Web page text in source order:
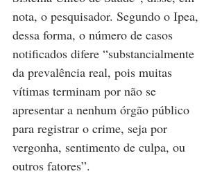
nota, o pesquisador. Segundo o Ipea,
dessa forma, o número de casos
notificados difere “substancialmente
da prevalência real, pois muitas
vítimas terminam por não se
apresentar a nenhum órgão público
para registrar o crime, seja por
vergonha, sentimento de culpa, ou
outros fatores”.